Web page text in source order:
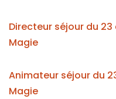
Directeur séjour du 23
Magie
Animateur séjour du
Magie